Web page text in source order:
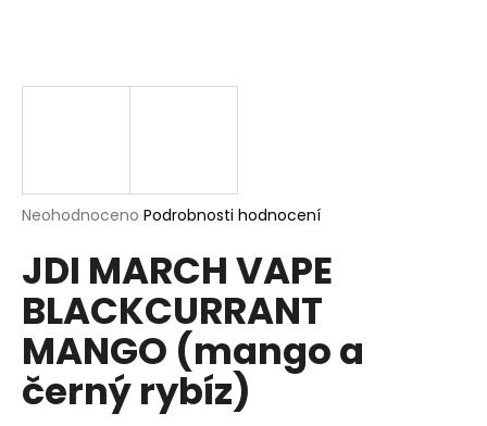
Průměrné
produktu
je
0,0
5
hvězdiček.
Neohodnoceno Podrobnosti hodnocení
JDI MARCH VAPE
BLACKCURRANT
MANGO (mango a
černý rybíz)
í
D
o
p